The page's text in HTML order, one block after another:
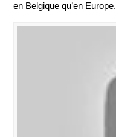
en Belgique qu’en Europe.